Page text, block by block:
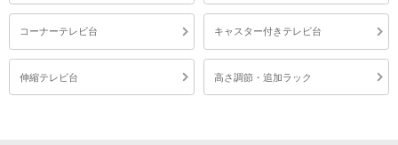
コーナーテレビ台 キャスター付きテレビ台
伸縮テレビ台 高さ調節・追加ラック